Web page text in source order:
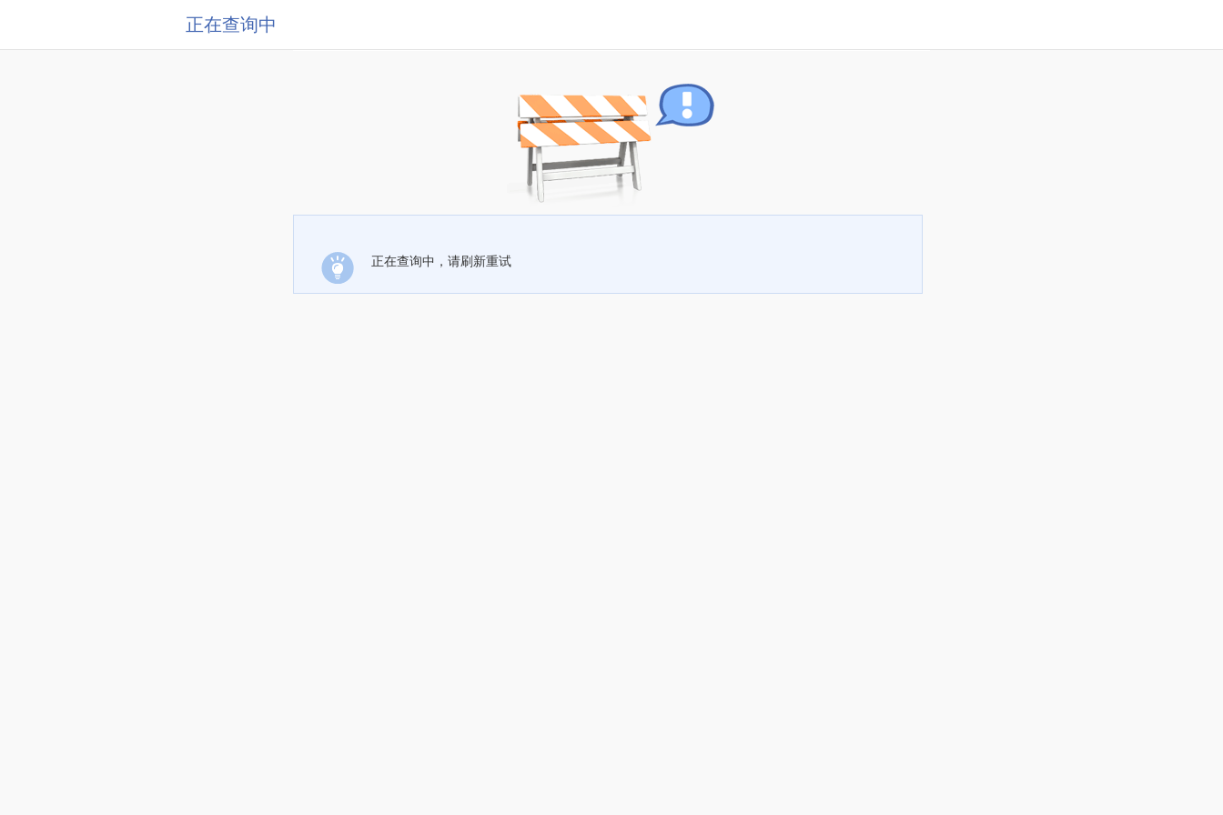
正在查询中
正在查询中，请刷新重试